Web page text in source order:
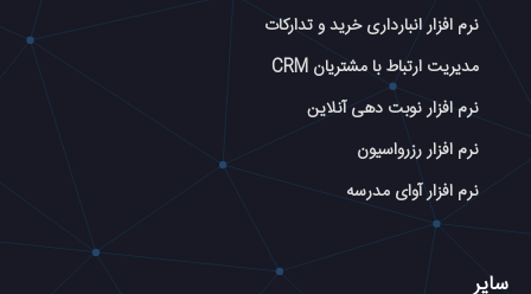
نرم افزار انبارداری خرید و تدارکات
مدیریت ارتباط با مشتریان CRM
نرم افزار نوبت دهی آنلاین
نرم افزار رزرواسیون
نرم افزار آوای مدرسه
سایر